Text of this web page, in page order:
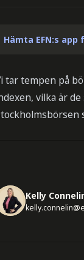
Hämta EFN:s app
tar tempen på
vilka är
Kelly